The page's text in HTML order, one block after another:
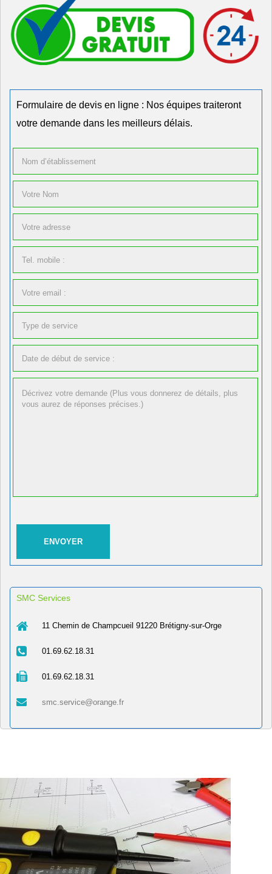
Formulaire de devis en ligne : Nos équipes traiteront
votre demande dans les meilleurs délais.
SMC Services
11 Chemin de Champcueil 91220 Brétigny-sur-Orge
01.69.62.18.31
01.69.62.18.31
smc.service@orange.fr